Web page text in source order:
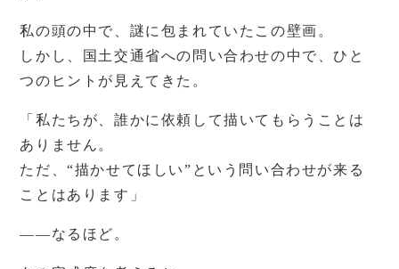
私の頭の中で、謎に包まれていたこの壁画。
しかし、国土交通省への問い合わせの中で、ひと
つのヒントが見えてきた。
「私たちが、誰かに依頼して描いてもらうことは
ありません。
ただ、“描かせてほしい”という問い合わせが来る
ことはあります」
――なるほど。